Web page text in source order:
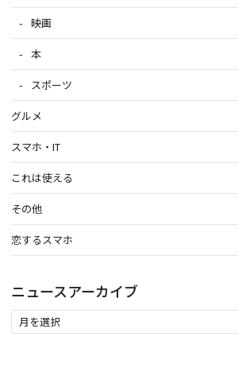
映画
本
スポーツ
グルメ
スマホ・IT
これは使える
その他
恋するスマホ
ニュースアーカイブ
ュ